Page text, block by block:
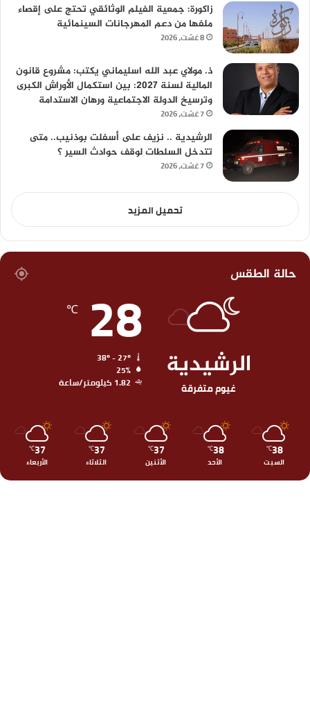
زاكورة: جمعية الفيلم الوثائقي تحتج على إقصاء
ملفها من دعم المهرجانات السينمائية
8 غشت، 2026
ذ. مولاي عبد الله اسليماني يكتب: مشروع قانون
المالية لسنة 2027: بين استكمال الأوراش الكبرى
وترسيخ الدولة الاجتماعية ورهان الاستدامة
7 غشت، 2026
الرشيدية .. نزيف على أسفلت بوذنيب.. متى
تتدخل السلطات لوقف حوادث السير ؟
7 غشت، 2026
تحميل المزيد
حالة الطقس
الرشيدية
غيوم متفرقة
28
℃
25%
1.82 كيلومتر/ساعة
38
℃
السبت
38
℃
الأحد
37
℃
الأثنين
37
℃
الثلاثاء
37
℃
الأربعاء